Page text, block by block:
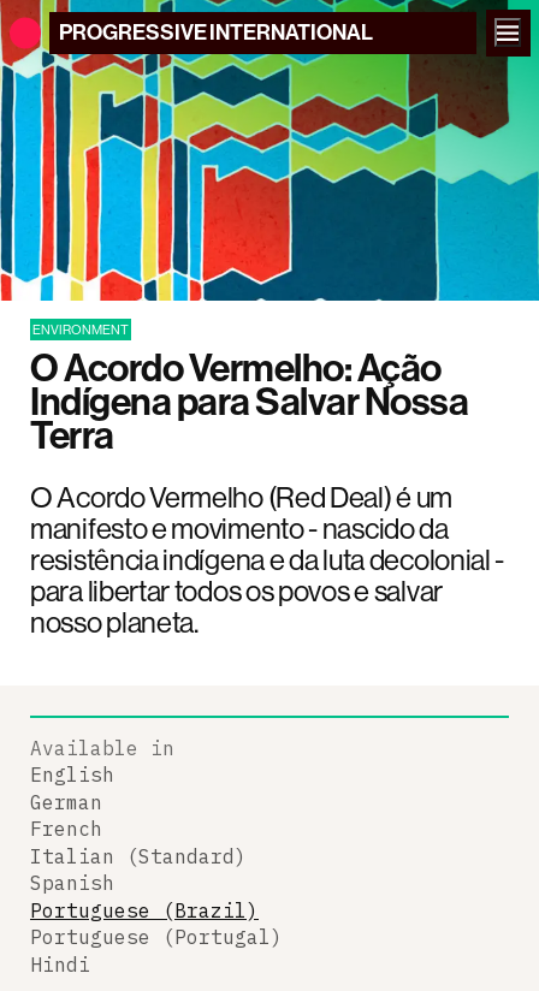
PROGRESSIVEINTERNATIONAL
ENVIRONMENT
O Acordo Vermelho: Ação
Indígena para Salvar Nossa
Terra
O Acordo Vermelho (Red Deal) é um
manifesto e movimento - nascido da
resistência indígena e da luta decolonial -
para libertar todos os povos e salvar
nosso planeta.
Available in
English
German
French
Italian (Standard)
Spanish
Portuguese (Brazil)
Portuguese (Portugal)
Hindi